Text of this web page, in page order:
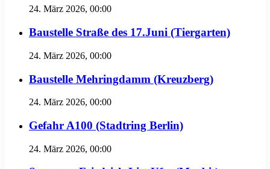
24. März 2026, 00:00
Baustelle Straße des 17.Juni (Tiergarten)
24. März 2026, 00:00
Baustelle Mehringdamm (Kreuzberg)
24. März 2026, 00:00
Gefahr A100 (Stadtring Berlin)
24. März 2026, 00:00